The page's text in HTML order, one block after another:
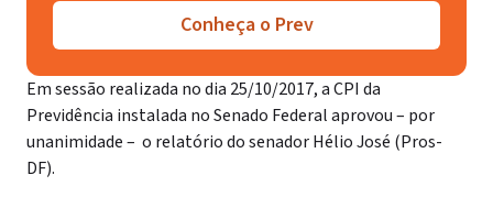
Conheça o Prev
Em sessão realizada no dia 25/10/2017, a CPI da
Previdência instalada no Senado Federal aprovou – por
unanimidade – o relatório do senador Hélio José (Pros-
DF).